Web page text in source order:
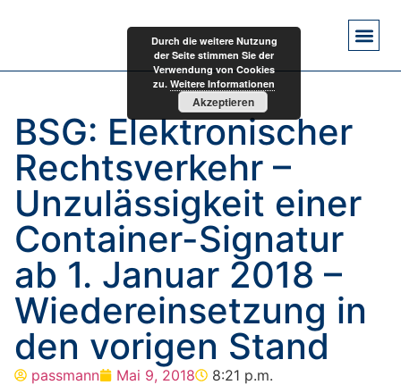
BSG: Elektronischer
Rechtsverkehr –
Unzulässigkeit einer
Container-Signatur
ab 1. Januar 2018 –
Wiedereinsetzung in
den vorigen Stand
passmann Mai 9, 2018 8:21 p.m.
Durch die weitere Nutzung
der Seite stimmen Sie der
Verwendung von Cookies
zu. Weitere Informationen
Akzeptieren